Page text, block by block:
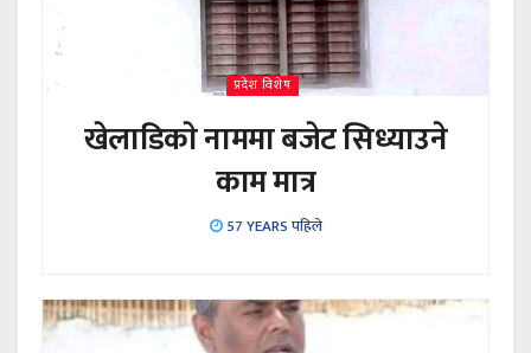
प्रदेश विशेष
खेलाडिकाे नाममा बजेट सिध्याउने
काम मात्र
57 YEARS पहिले